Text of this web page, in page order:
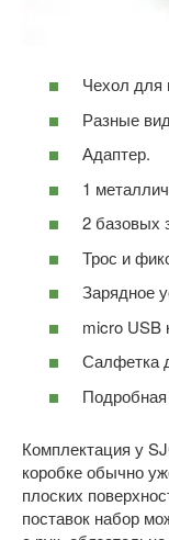
Чехол для
Разные
Адаптер.
1
2 базовых
Трос и
Зарядное
micro USB
Салфетка
Подробная
Комплектация у
коробке обычно
плоских
поставок набор